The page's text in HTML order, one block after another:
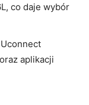
co daje wybór
aplikacji